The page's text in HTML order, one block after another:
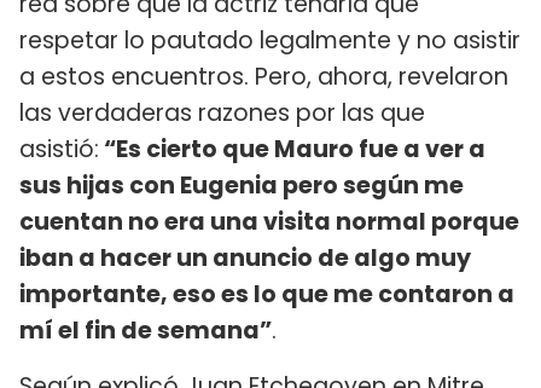
respetar lo pautado legalmente y no asistir
a estos encuentros. Pero, ahora, revelaron
las verdaderas razones por las que
asistió: “Es cierto que Mauro fue a ver a
sus hijas con Eugenia pero según me
cuentan no era una visita normal porque
iban a hacer un anuncio de algo muy
importante, eso es lo que me contaron a
mí el fin de semana”.